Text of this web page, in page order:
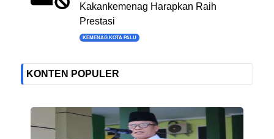
Kakankemenag Harapkan Raih
Prestasi
KEMENAG KOTA PALU
KONTEN POPULER